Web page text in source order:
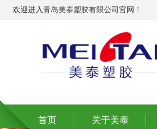
欢迎进入青岛美泰塑胶有限公司官网！
首页 关于美泰